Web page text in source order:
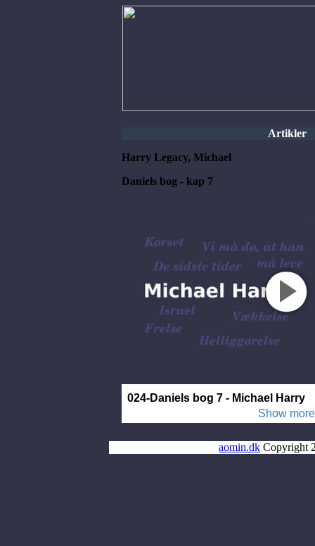
Artikler
Harry Legacy, Michael
Daniels bog - kap 7
aomin.dk Copyright